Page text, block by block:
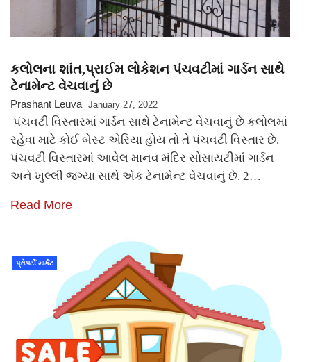
કલોલના શાંત,પ્રાઈમ લોકેશન પંચવટીમાં ગાર્ડન સાથે
ટેનામેન્ટ વેચવાનું છે
Prashant Leuva January 27, 2022
પંચવટી વિસ્તારમાં ગાર્ડન સાથે ટેનામેન્ટ વેચવાનું છે કલોલમાં
રહેવા માટે કોઈ બેસ્ટ એરિયા હોય તો તે પંચવટી વિસ્તાર છે.
પંચવટી વિસ્તારમાં આવેલ માનવ મંદિર સોસાયટીમાં ગાર્ડન
અને ખુલ્લી જગ્યા સાથે એક ટેનામેન્ટ વેચવાનું છે. 2…
Read More
પ્રોપર્ટી માર્કેટ